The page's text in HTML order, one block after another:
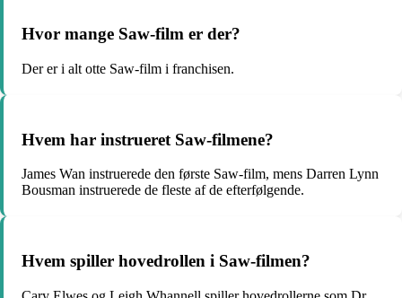
Hvor mange Saw-film er der?
Der er i alt otte Saw-film i franchisen.
Hvem har instrueret Saw-filmene?
James Wan instruerede den første Saw-film, mens Darren Lynn
Bousman instruerede de fleste af de efterfølgende.
Hvem spiller hovedrollen i Saw-filmen?